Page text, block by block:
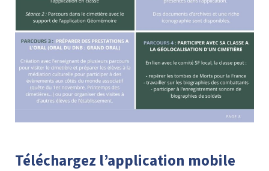
Téléchargez l’application mobile